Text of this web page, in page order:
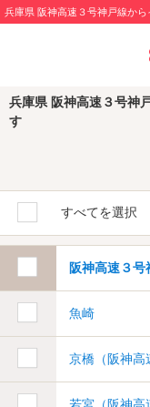
兵庫県 阪神高速３号神戸線から
兵庫県 阪神高速３号神
す
すべてを選択
阪神高速３号
魚崎
京橋（阪神高